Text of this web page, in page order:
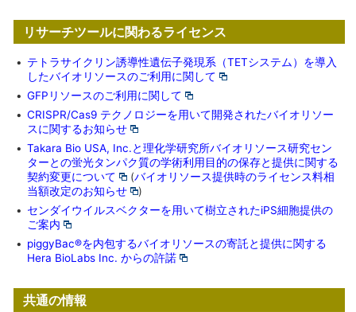
リサーチツールに関わるライセンス
• テトラサイクリン誘導性遺伝子発現系（TETシステム）を導入
したバイオリソースのご利用に関して
• GFPリソースのご利用に関して
• CRISPR/Cas9 テクノロジーを用いて開発されたバイオリソー
スに関するお知らせ
• Takara Bio USA, Inc.と理化学研究所バイオリソース研究セン
ターとの蛍光タンパク質の学術利用目的の保存と提供に関する
契約変更について
(バイオリソース提供時のライセンス料相
当額改定のお知らせ
)
• センダイウイルスベクターを用いて樹立されたiPS細胞提供の
ご案内
• piggyBac®を内包するバイオリソースの寄託と提供に関する
Hera BioLabs Inc. からの許諾
共通の情報